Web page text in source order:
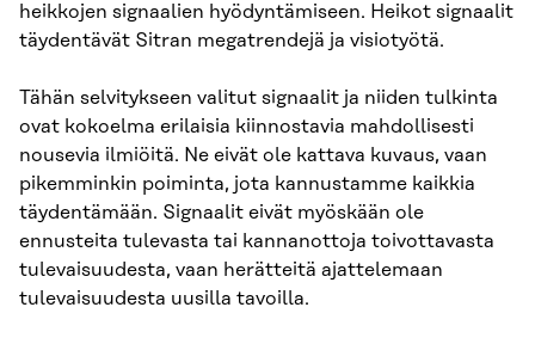
heikkojen signaalien hyödyntämiseen. Heikot signaalit
täydentävät Sitran megatrendejä ja visiotyötä.
Tähän selvitykseen valitut signaalit ja niiden tulkinta
ovat kokoelma erilaisia kiinnostavia mahdollisesti
nousevia ilmiöitä. Ne eivät ole kattava kuvaus, vaan
pikemminkin poiminta, jota kannustamme kaikkia
täydentämään. Signaalit eivät myöskään ole
ennusteita tulevasta tai kannanottoja toivottavasta
tulevaisuudesta, vaan herätteitä ajattelemaan
tulevaisuudesta uusilla tavoilla.